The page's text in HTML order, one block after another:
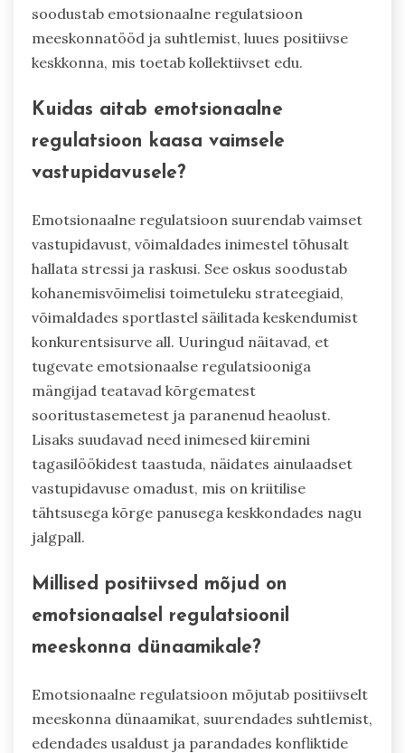
soodustab emotsionaalne regulatsioon
meeskonnatööd ja suhtlemist, luues positiivse
keskkonna, mis toetab kollektiivset edu.
Kuidas aitab emotsionaalne
regulatsioon kaasa vaimsele
vastupidavusele?
Emotsionaalne regulatsioon suurendab vaimset
vastupidavust, võimaldades inimestel tõhusalt
hallata stressi ja raskusi. See oskus soodustab
kohanemisvõimelisi toimetuleku strateegiaid,
võimaldades sportlastel säilitada keskendumist
konkurentsisurve all. Uuringud näitavad, et
tugevate emotsionaalse regulatsiooniga
mängijad teatavad kõrgematest
sooritustasemetest ja paranenud heaolust.
Lisaks suudavad need inimesed kiiremini
tagasilöökidest taastuda, näidates ainulaadset
vastupidavuse omadust, mis on kriitilise
tähtsusega kõrge panusega keskkondades nagu
jalgpall.
Millised positiivsed mõjud on
emotsionaalsel regulatsioonil
meeskonna dünaamikale?
Emotsionaalne regulatsioon mõjutab positiivselt
meeskonna dünaamikat, suurendades suhtlemist,
edendades usaldust ja parandades konfliktide